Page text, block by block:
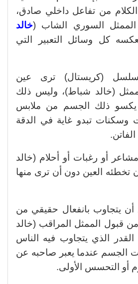
من تفاعل داخلي صادق،
الممثل السوري الشاب (خالد
كل وسائل التعبير التي
(كريستال) ترى عين
(خالد شباط)، وليس ذلك
ذلك الجسم من ملابس
وسكنات تبدو غاية في الدقة
أو رغبات أو أحلام (خالد
تخطئه العين دون أن ترى منها
أن يتجاوب بانفعال حقيقي من
من قبول الممثل المراقب (خالد
الذي يتجاوب فيه الناس
الجسم عندما يعبر صاحبه عن
أو التحسس الأولى.